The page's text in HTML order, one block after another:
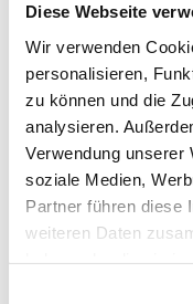
Diese Webseite
Wir verwenden
personalisieren,
zu können und die
analysieren.
Verwendung unserer
soziale Medien,
Partner führen diese
weiteren Daten
Eine Geschichte
Hümmling zu
David Hevicke|